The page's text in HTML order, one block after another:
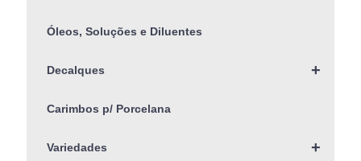
Óleos, Soluções e Diluentes
+
Decalques
Carimbos p/ Porcelana
+
Variedades